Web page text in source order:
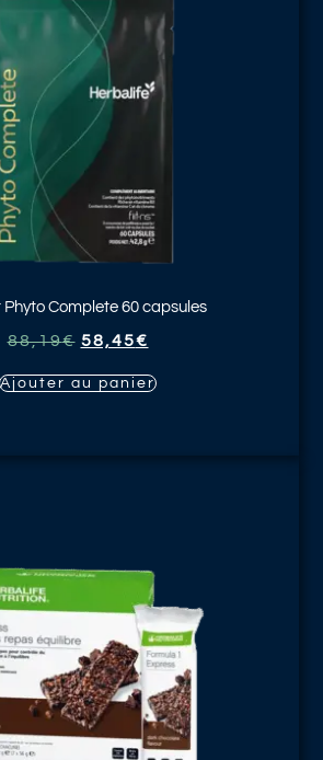
Phyto Complete60 capsules
88,19€ 58,45€
Ajouter au panier